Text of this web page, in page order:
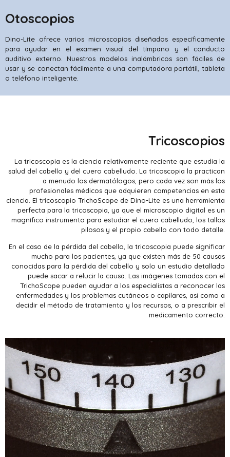
Otoscopios
Dino-Lite ofrece varios microscopios diseñados específicamente
para ayudar en el examen visual del tímpano y el conducto
auditivo externo. Nuestros modelos inalámbricos son fáciles de
usar y se conectan fácilmente a una computadora portátil, tableta
o teléfono inteligente.
Tricoscopios
La tricoscopia es la ciencia relativamente reciente que estudia la
salud del cabello y del cuero cabelludo. La tricoscopia la practican
a menudo los dermatólogos, pero cada vez son más los
profesionales médicos que adquieren competencias en esta
ciencia. El tricoscopio TrichoScope de Dino-Lite es una herramienta
perfecta para la tricoscopia, ya que el microscopio digital es un
magnífico instrumento para estudiar el cuero cabelludo, los tallos
pilosos y el propio cabello con todo detalle.
En el caso de la pérdida del cabello, la tricoscopia puede significar
mucho para los pacientes, ya que existen más de 50 causas
conocidas para la pérdida del cabello y solo un estudio detallado
puede sacar a relucir la causa. Las imágenes tomadas con el
TrichoScope pueden ayudar a los especialistas a reconocer las
enfermedades y los problemas cutáneos o capilares, así como a
decidir el método de tratamiento y los recursos, o a prescribir el
medicamento correcto.